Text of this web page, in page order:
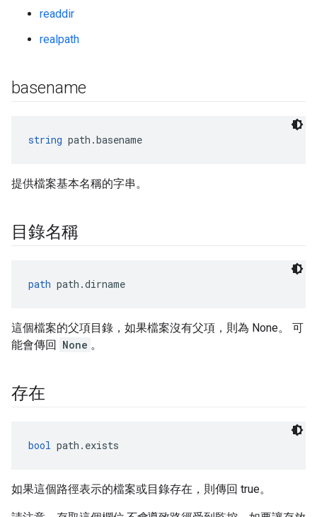
readdir
realpath
basename
string path.basename
提供檔案基本名稱的字串。
目錄名稱
path path.dirname
這個檔案的父項目錄，如果檔案沒有父項，則為 None。 可
能會傳回 None 。
存在
bool path.exists
如果這個路徑表示的檔案或目錄存在，則傳回 true。